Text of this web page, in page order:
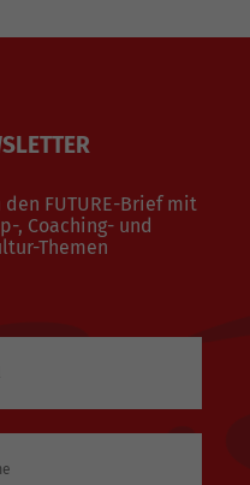
FUTURE-Brief mit
, Coaching- und
Themen